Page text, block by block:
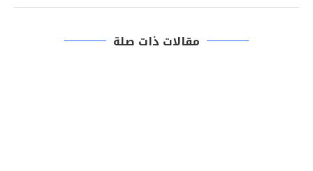
مقالات ذات صلة